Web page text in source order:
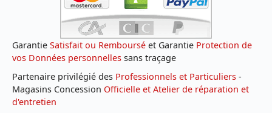
Garantie Satisfait ou Remboursé et Garantie Protection de
vos Données personnelles sans traçage
Partenaire privilégié des Professionnels et Particuliers -
Magasins Concession Officielle et Atelier de réparation et
d'entretien